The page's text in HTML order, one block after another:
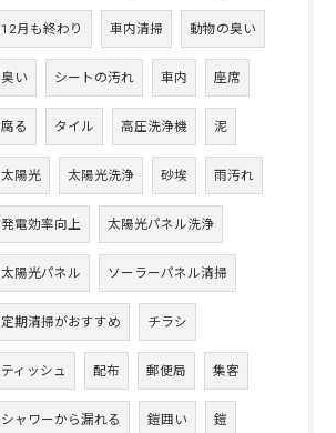
12月も終わり 車内清掃 動物の臭い
臭い シートの汚れ 車内 座席
腐る タイル 高圧洗浄機 泥
太陽光 太陽光洗浄 砂埃 雨汚れ
発電効率向上 太陽光パネル洗浄
太陽光パネル ソーラーパネル清掃
定期清掃がおすすめ チラシ
ティッシュ 配布 郵便局 集客
シャワーから漏れる 鎧囲い 鎧